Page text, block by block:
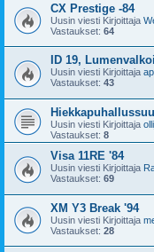
CX Prestige -84
Uusin viesti Kirjoittaja
Vastaukset: 64
ID 19,
Uusin viesti Kirjoittaja
Vastaukset: 43
Uusin viesti Kirjoittaja
Vastaukset: 8
Visa 11RE '84
Uusin viesti Kirjoittaja
Vastaukset: 69
XM Y3 Break '94
Uusin viesti Kirjoittaja
Vastaukset: 28